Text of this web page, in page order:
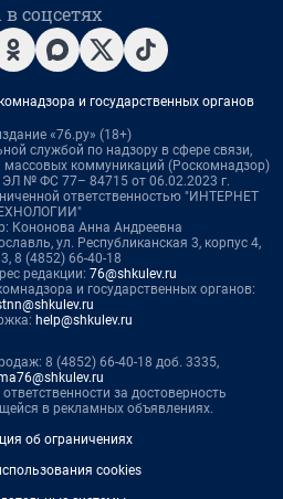
соцсетях
и государственных органов
«76.ру» (18+)
службой по надзору в сфере связи,
коммуникаций (Роскомнадзор)
№ ФС 77– 84715 от 06.02.2023 г.
ответственностью "ИНТЕРНЕТ
Кононова Анна Андреевна
ул. Республиканская 3, корпус 4,
8 (4852) 66-40-18
редакции: 76@shkulev.ru
и государственных органов:
help@shkulev.ru
8 (4852) 66-40-18 доб. 3335,
за достоверность
в рекламных объявлениях.
об ограничениях
cookies